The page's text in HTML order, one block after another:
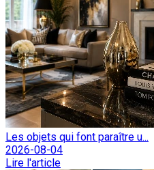
Les objets qui font paraître u...
2026-08-04
Lire l'article